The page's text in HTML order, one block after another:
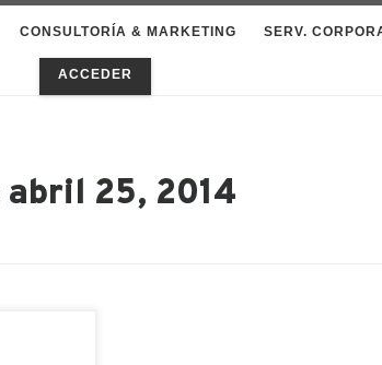
CONSULTORÍA & MARKETING SERV.
ACCEDER
abril 25, 2014